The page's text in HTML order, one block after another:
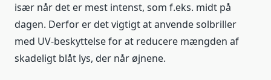
især når det er mest intenst, som f.eks. midt på
dagen. Derfor er det vigtigt at anvende solbriller
med UV-beskyttelse for at reducere mængden af
skadeligt blåt lys, der når øjnene.